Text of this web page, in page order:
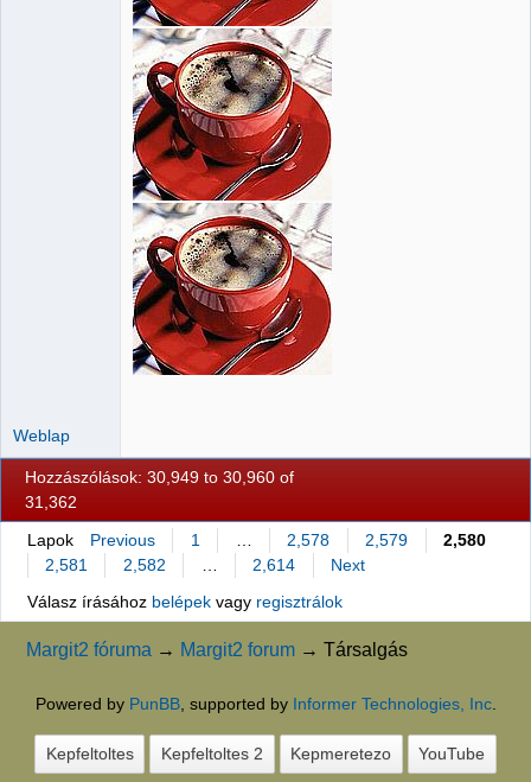
Weblap
Hozzászólások: 30,949 to 30,960 of
31,362
Lapok Previous 1 2,578 2,579
2,580
2,581
2,582 2,614
Next
Válasz írásához belépekvagy regisztrálok
Margit2 fóruma → Margit2 forum →Társalgás
Powered by PunBB, supported by Informer Technologies, Inc.